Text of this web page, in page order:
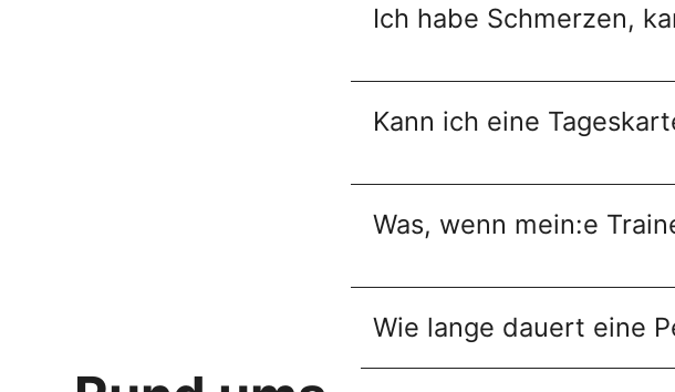
Ich habe Schmerzen,
Kann ich eine
Was, wenn mein:e
Wie lange dauert eine